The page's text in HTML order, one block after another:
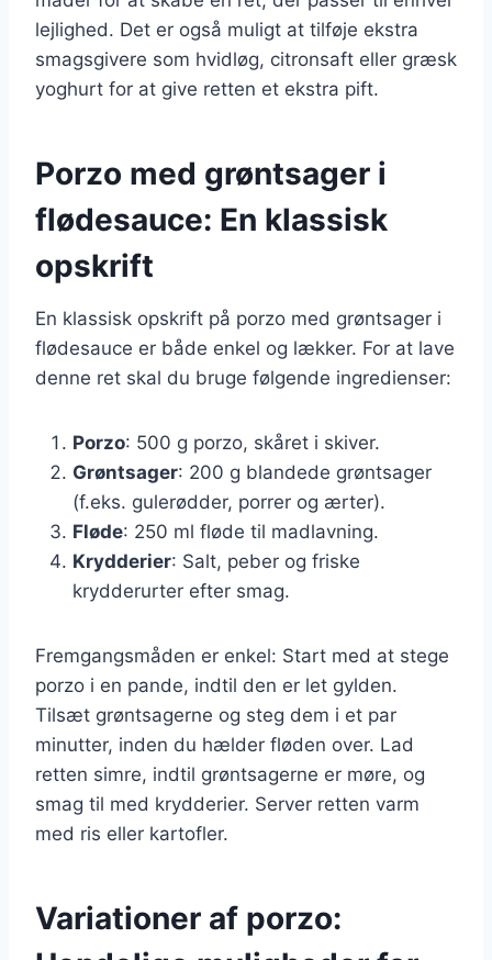
lejlighed. Det er også muligt at tilføje ekstra
smagsgivere som hvidløg, citronsaft eller græsk
yoghurt for at give retten et ekstra pift.
Porzo med grøntsager i
flødesauce: En klassisk
opskrift
En klassisk opskrift på porzo med grøntsager i
flødesauce er både enkel og lækker. For at lave
denne ret skal du bruge følgende ingredienser:
Porzo: 500 g porzo, skåret i skiver.
Grøntsager: 200 g blandede grøntsager
(f.eks. gulerødder, porrer og ærter).
Fløde: 250 ml fløde til madlavning.
Krydderier: Salt, peber og friske
krydderurter efter smag.
Fremgangsmåden er enkel: Start med at stege
porzo i en pande, indtil den er let gylden.
Tilsæt grøntsagerne og steg dem i et par
minutter, inden du hælder fløden over. Lad
retten simre, indtil grøntsagerne er møre, og
smag til med krydderier. Server retten varm
med ris eller kartofler.
Variationer af porzo: